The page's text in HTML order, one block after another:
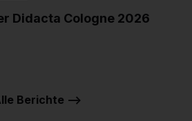
Didacta Cologne 2026
Berichte -->